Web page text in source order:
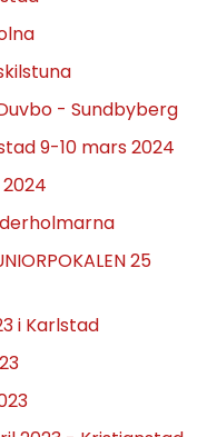
- Sundbyberg
9-10 mars 2024
25
i Karlstad